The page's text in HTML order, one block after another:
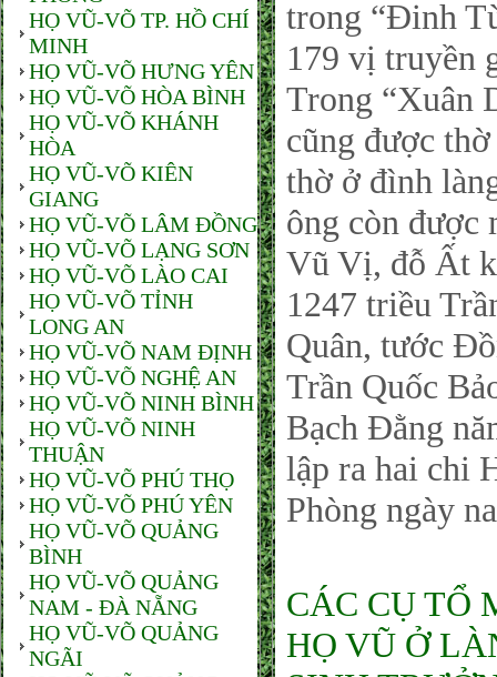
HỌ VŨ-VÕ TP. HỒ CHÍ
MINH
HỌ VŨ-VÕ HƯNG YÊN
HỌ VŨ-VÕ HÒA BÌNH
HỌ VŨ-VÕ KHÁNH
HÒA
HỌ VŨ-VÕ KIÊN
GIANG
HỌ VŨ-VÕ LÂM ĐỒNG
HỌ VŨ-VÕ LẠNG SƠN
HỌ VŨ-VÕ LÀO CAI
HỌ VŨ-VÕ TỈNH
LONG AN
HỌ VŨ-VÕ NAM ĐỊNH
HỌ VŨ-VÕ NGHỆ AN
HỌ VŨ-VÕ NINH BÌNH
HỌ VŨ-VÕ NINH
THUẬN
HỌ VŨ-VÕ PHÚ THỌ
HỌ VŨ-VÕ PHÚ YÊN
HỌ VŨ-VÕ QUẢNG
BÌNH
HỌ VŨ-VÕ QUẢNG
NAM - ĐÀ NẴNG
HỌ VŨ-VÕ QUẢNG
NGÃI
trong “Đinh
179 vị truyền
Trong “Xuân
cũng được
thờ ở đình
ông còn được
Vũ Vị, đỗ Ất
1247 triều
Quân, tước
Trần Quốc
Bạch Đằng
lập ra hai chi
Phòng ngày
CÁC CỤ TỔ
HỌ VŨ Ở